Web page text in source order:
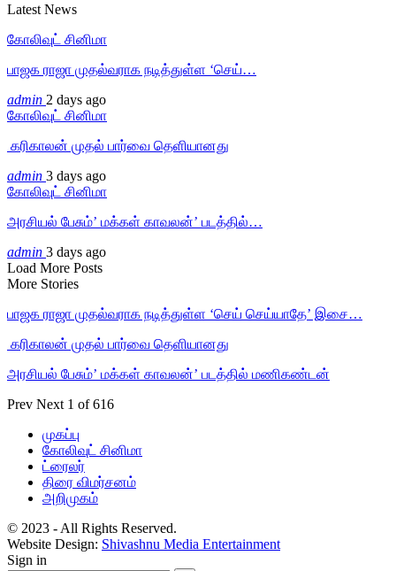
Latest News
கோலிவுட் சினிமா
பாஜக ராஜா முதல்வராக நடித்துள்ள ‘செய்…
admin 2 days ago
கோலிவுட் சினிமா
‎ கரிகாலன் முதல் பார்வை தெளியானது
admin 3 days ago
கோலிவுட் சினிமா
அரசியல் பேசும்’ மக்கள் காவலன்’ படத்தில்…
admin 3 days ago
Load More Posts
More Stories
பாஜக ராஜா முதல்வராக நடித்துள்ள ‘செய் செய்யாதே’ இசை…
‎ கரிகாலன் முதல் பார்வை தெளியானது
அரசியல் பேசும்’ மக்கள் காவலன்’ படத்தில் மணிகண்டன்
Prev Next 1 of 616
முகப்பு
கோலிவுட் சினிமா
ட்ரைலர்
திரை விமர்சனம்
அறிமுகம்
© 2023 - All Rights Reserved.
Website Design: Shivashnu Media Entertainment
Sign in